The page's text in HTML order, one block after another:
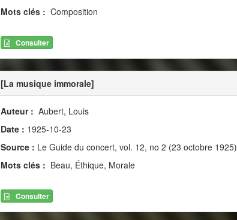
Mots clés : Composition
Consulter
[La musique immorale]
Auteur : Aubert, Louis
Date : 1925-10-23
Source : Le Guide du concert, vol. 12, no 2 (23 octobre 1925)
Mots clés : Beau, Éthique, Morale
Consulter